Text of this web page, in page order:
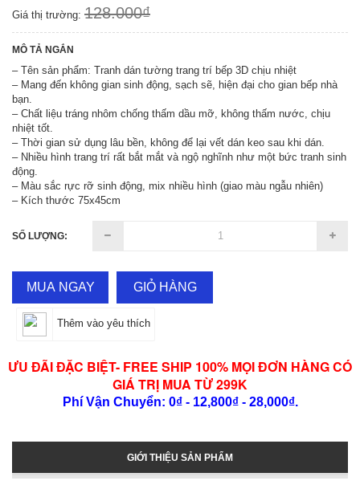
Giá thị trường: 128.000₫
MÔ TẢ NGẮN
– Tên sản phẩm: Tranh dán tường trang trí bếp 3D chịu nhiệt
– Mang đến không gian sinh động, sạch sẽ, hiện đại cho gian bếp nhà
bạn.
– Chất liệu tráng nhôm chống thấm dầu mỡ, không thấm nước, chịu
nhiệt tốt.
– Thời gian sử dụng lâu bền, không để lại vết dán keo sau khi dán.
– Nhiều hình trang trí rất bắt mắt và ngộ nghĩnh như một bức tranh sinh
động.
– Màu sắc rực rỡ sinh động, mix nhiều hình (giao màu ngẫu nhiên)
– Kích thước 75x45cm
SỐ LƯỢNG:
MUA NGAY GIỎ HÀNG
Thêm vào yêu thích
ƯU ĐÃI ĐẶC BIỆT- FREE SHIP 100% MỌI ĐƠN HÀNG CÓ
GIÁ TRỊ MUA TỪ 299K
Phí Vận Chuyển: 0₫ - 12,800₫ - 28,000₫.
GIỚI THIỆU SẢN PHẨM